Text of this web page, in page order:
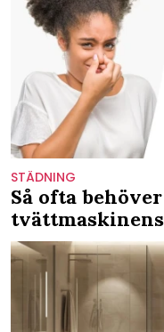
STÄDNING
Så ofta